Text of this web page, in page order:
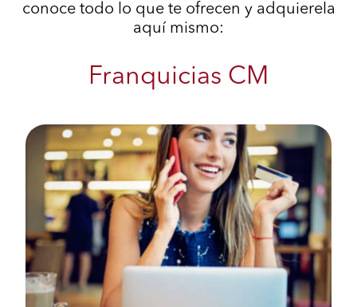
conoce todo lo que te ofrecen y adquierela
aquí mismo:
Franquicias CM